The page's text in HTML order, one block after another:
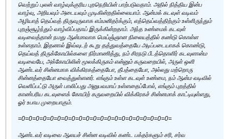
வெற்றுப் புலன் வாழ்வுக்குரிய புறநெறியின் பாற்படுவதாம். அதில் நித்திய இன்ப
வாழ்வு, அறியவும் அடையவும் முடிகின்றதில்லையாம். ஆன்மக் கடவுள் வடிவம்
அழியாத் தெய்வத் திருவுருவாக எம்மனிதர்க்கும், எத்தெய்வத்திற்கும் உள்ளிருந்தும்
புறஞ்சூழ்ந்தும் வாழ்விப்பதாய் இருக்கின்றதாம். அந்த உண்மைக் கடவுள்
வடிவைத்தான் நமது ஆன்மாவாக மெய்ஞ்ஞான நிலையத்தில் கண்டு கொள்ள
உள்ளதாம். இதனால் இவ்வுடற் கூறு தத்துவத்தையே அடிப்படையாகக் கொண்டு,
தெய்வத் திருக்கோயில்களை நிர்மாணித்து, நம் சிரநடு பீடத்தொளிர் கடவுளான்ம
வடிவையே, அக்கோயிலின் மூலக்கிருகம் என்னும் கருவறையில், அருள் ஒளி
ஆண்டவர் சின்னமாக விக்கிரகத்தையோ, தீபத்தையோ, அல்லது மற்றொரு
சின்னத்தையோ வைத்துள்ளனர். எங்கும் உள்ள கடவுள் உண்மை, நம் ஆன்ம வடிவில்
வெளிப்பட்டு அருள் பாலிப்பது அனுபவமாய் உள்ளதைப்போல், எங்கும் புறத்தில்
காண்பரிய கடவுளைக் கோயிற் கருவறையில் விக்கிரகச் சின்னமாக் காட்டியுள்ளது,
ஓர் உபாய முறையாகும்.
=0=0=0=0=0=0=0=0=0=0=0=0=0=0=0=0=0=0=0=0=0=
ஆண்டவர் வடிவை ஆலயச் சின்ன வடிவில் கண்ட பக்தர்களும் சரி, சர்வ